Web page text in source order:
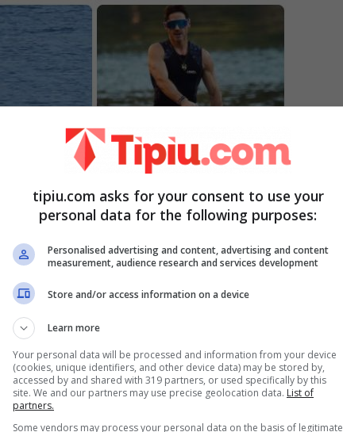
tipiu.com asks for your consent to use your
personal data for the following purposes:
Personalised advertising and content, advertising and content
measurement, audience research and services development
Store and/or access information on a device
Learn more
Your personal data will be processed and information from your device
(cookies, unique identifiers, and other device data) may be stored by,
accessed by and shared with 319 partners, or used specifically by this
site. We and our partners may use precise geolocation data. List of
partners.
Some vendors may process your personal data on the basis of legitimate